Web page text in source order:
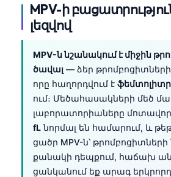
MPV-ի
լեզվով
MPV-ն նշանակում է միջին
ծավալ — ձեր
որը հաղորդվում է
ում։ Մեծահասակների մեծ
լաբորատորիաները
fLնորմալ են համարում, և
ցածր MPV-ն՝ թրոմբոցիտների
քանակի դեպքում, հաճախ
ցանկանում եք արագ երկրորդ